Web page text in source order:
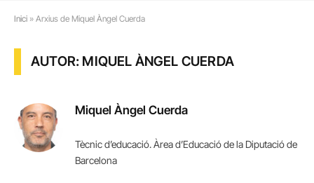
Inici » Arxius de Miquel Àngel Cuerda
AUTOR: MIQUEL ÀNGEL CUERDA
Miquel Àngel Cuerda
Tècnic d’educació. Àrea d’Educació de la Diputació de
Barcelona